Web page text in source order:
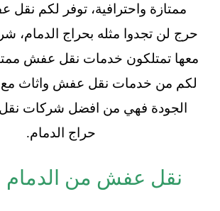
ممتازة واحترافية، توفر لكم نقل
حرج لن تجدوا مثله بحراج
معها تمتلكون خدمات نقل عفش
لكم من خدمات نقل عفش واثاث مع
الجودة فهي من افضل شركات
حراج الدمام.
نقل عفش من الدمام